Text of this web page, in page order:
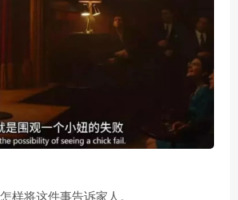
样将这件事告诉家人。